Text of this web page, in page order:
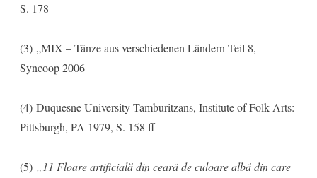
S. 178
(3) „MIX – Tänze aus verschiedenen Ländern Teil 8,
Syncoop 2006
(4) Duquesne University Tamburitzans, Institute of Folk Arts:
Pittsburgh, PA 1979, S. 158 ff
(5) „11 Floare artificială din ceară de culoare albă din care